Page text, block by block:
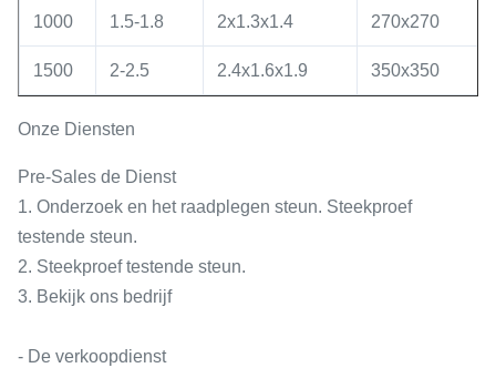
1000 1.5-1.8 2x1.3x1.4 270x270
1500 2-2.5 2.4x1.6x1.9 350x350
Onze Diensten
Pre-Sales de Dienst
1. Onderzoek en het raadplegen steun. Steekproef
testende steun.
2. Steekproef testende steun.
3. Bekijk ons bedrijf
- De verkoopdienst